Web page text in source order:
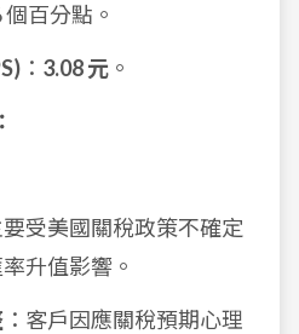
百分點。
： 3.08 元 。
要受美國關稅政策不確定
升值影響。
：客戶因應關稅預期心理